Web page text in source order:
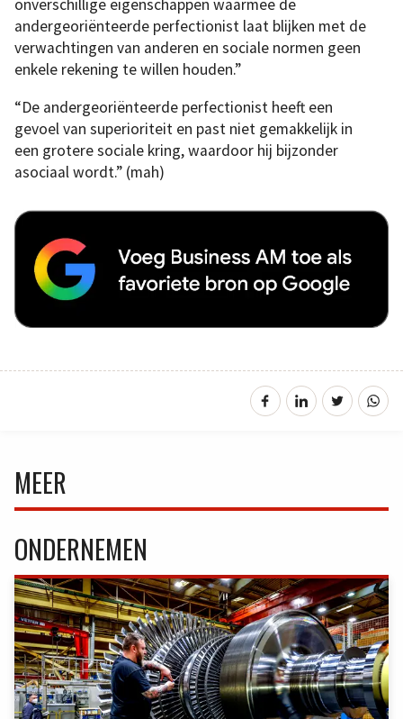
onverschillige eigenschappen waarmee de
andergeoriënteerde perfectionist laat blijken met de
verwachtingen van anderen en sociale normen geen
enkele rekening te willen houden.”
“De andergeoriënteerde perfectionist heeft een
gevoel van superioriteit en past niet gemakkelijk in
een grotere sociale kring, waardoor hij bijzonder
asociaal wordt.” (mah)
MEER
ONDERNEMEN